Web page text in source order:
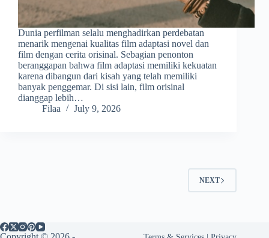
Dunia perfilman selalu menghadirkan perdebatan
menarik mengenai kualitas film adaptasi novel dan
film dengan cerita orisinal. Sebagian penonton
beranggapan bahwa film adaptasi memiliki kekuatan
karena dibangun dari kisah yang telah memiliki
banyak penggemar. Di sisi lain, film orisinal
dianggap lebih…
Filaa
July 9, 2026
NEXT